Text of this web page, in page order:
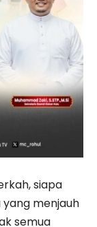
siapa
menjauh
semua